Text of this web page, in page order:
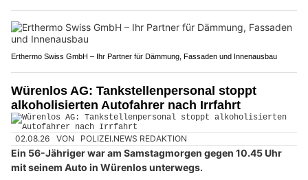
Erthermo Swiss GmbH – Ihr Partner für Dämmung, Fassaden und Innenausbau
Würenlos AG: Tankstellenpersonal stoppt
alkoholisierten Autofahrer nach Irrfahrt
02.08.26 VON POLIZEI.NEWS REDAKTION
Ein 56-Jähriger war am Samstagmorgen gegen 10.45 Uhr
mit seinem Auto in Würenlos unterwegs.